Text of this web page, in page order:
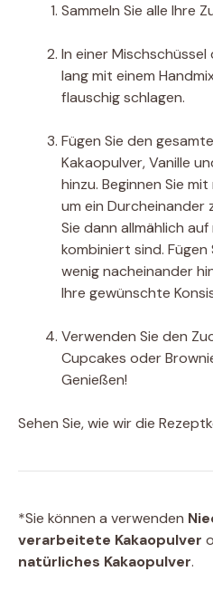
Sammeln Sie alle Ihre
In einer
lang mit einem
flauschig schlagen.
Fügen Sie den
Kakaopulver, Vanille
hinzu. Beginnen Sie
um ein Durcheinander
Sie dann allmählich
kombiniert sind.
wenig nacheinander
Ihre gewünschte
Verwenden Sie den
Cupcakes oder
Genießen!
Sehen Sie, wie wir die
*Sie können a verwenden
verarbeitete Kakaopulver
natürliches Kakaopulver.